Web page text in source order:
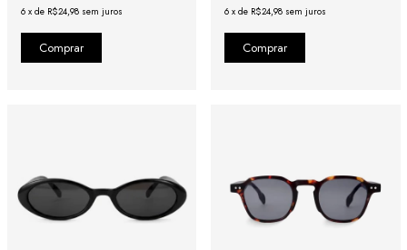
6 x de R$24,98 sem juros 6 x de R$24,98 sem juros